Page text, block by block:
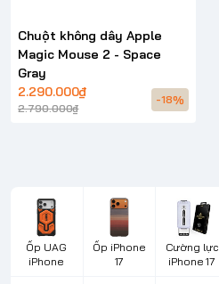
Chuột không dây Apple
Magic Mouse 2 - Space
Gray
2.290.000₫
2.790.000₫
-18%
Ốp UAG
iPhone
Ốp iPhone
17
Cường lực
iPhone 17